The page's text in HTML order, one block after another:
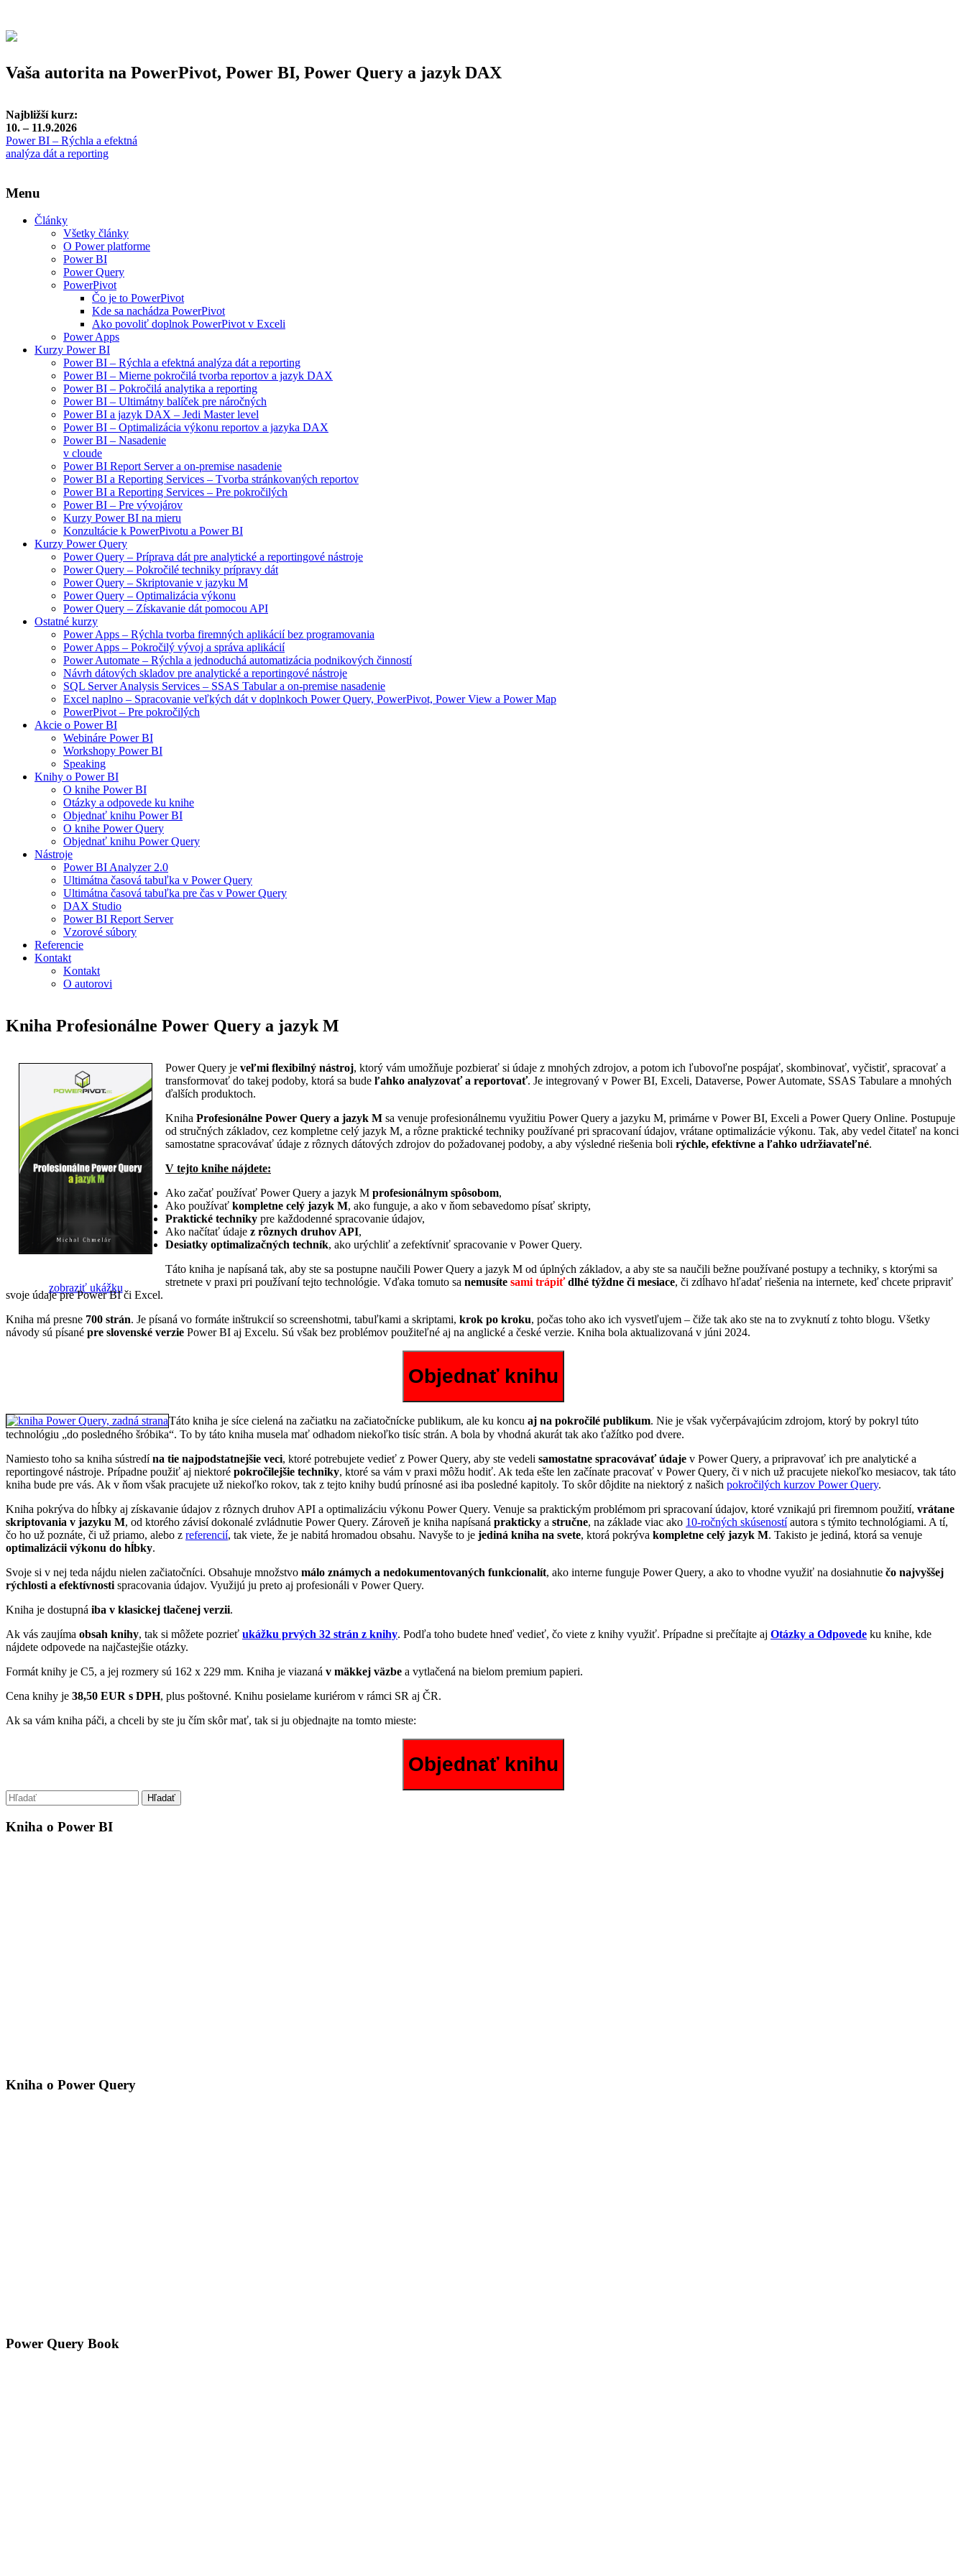
Vaša autorita na PowerPivot, Power BI, Power Query a jazyk DAX
Najbližší kurz:
10. – 11.9.2026
Power BI – Rýchla a efektná
analýza dát a reporting
Menu
Články
Všetky články
O Power platforme
Power BI
Power Query
PowerPivot
Čo je to PowerPivot
Kde sa nachádza PowerPivot
Ako povoliť doplnok PowerPivot v Exceli
Power Apps
Kurzy Power BI
Power BI – Rýchla a efektná analýza dát a reporting
Power BI – Mierne pokročilá tvorba reportov a jazyk DAX
Power BI – Pokročilá analytika a reporting
Power BI – Ultimátny balíček pre náročných
Power BI a jazyk DAX – Jedi Master level
Power BI – Optimalizácia výkonu reportov a jazyka DAX
Power BI – Nasadenie
v cloude
Power BI Report Server a on-premise nasadenie
Power BI a Reporting Services – Tvorba stránkovaných reportov
Power BI a Reporting Services – Pre pokročilých
Power BI – Pre vývojárov
Kurzy Power BI na mieru
Konzultácie k PowerPivotu a Power BI
Kurzy Power Query
Power Query – Príprava dát pre analytické a reportingové nástroje
Power Query – Pokročilé techniky prípravy dát
Power Query – Skriptovanie v jazyku M
Power Query – Optimalizácia výkonu
Power Query – Získavanie dát pomocou API
Ostatné kurzy
Power Apps – Rýchla tvorba firemných aplikácií bez programovania
Power Apps – Pokročilý vývoj a správa aplikácií
Power Automate – Rýchla a jednoduchá automatizácia podnikových činností
Návrh dátových skladov pre analytické a reportingové nástroje
SQL Server Analysis Services – SSAS Tabular a on-premise nasadenie
Excel naplno – Spracovanie veľkých dát v doplnkoch Power Query, PowerPivot, Power View a Power Map
PowerPivot – Pre pokročilých
Akcie o Power BI
Webináre Power BI
Workshopy Power BI
Speaking
Knihy o Power BI
O knihe Power BI
Otázky a odpovede ku knihe
Objednať knihu Power BI
O knihe Power Query
Objednať knihu Power Query
Nástroje
Power BI Analyzer 2.0
Ultimátna časová tabuľka v Power Query
Ultimátna časová tabuľka pre čas v Power Query
DAX Studio
Power BI Report Server
Vzorové súbory
Referencie
Kontakt
Kontakt
O autorovi
Kniha Profesionálne Power Query a jazyk M
zobraziť ukážku
Power Query je veľmi flexibilný nástroj, ktorý vám umožňuje pozbierať si údaje z mnohých zdrojov, a potom ich ľubovoľne pospájať, skombinovať, vyčistiť, spracovať a
transformovať do takej podoby, ktorá sa bude ľahko analyzovať a reportovať. Je integrovaný v Power BI, Exceli, Dataverse, Power Automate, SSAS Tabulare a mnohých
ďalších produktoch.
Kniha Profesionálne Power Query a jazyk M sa venuje profesionálnemu využitiu Power Query a jazyku M, primárne v Power BI, Exceli a Power Query Online. Postupuje
od stručných základov, cez kompletne celý jazyk M, a rôzne praktické techniky používané pri spracovaní údajov, vrátane optimalizácie výkonu. Tak, aby vedel čitateľ na konci
samostatne spracovávať údaje z rôznych dátových zdrojov do požadovanej podoby, a aby výsledné riešenia boli rýchle, efektívne a ľahko udržiavateľné.
V tejto knihe nájdete:
Ako začať používať Power Query a jazyk M profesionálnym spôsobom,
Ako používať kompletne celý jazyk M, ako funguje, a ako v ňom sebavedomo písať skripty,
Praktické techniky pre každodenné spracovanie údajov,
Ako načítať údaje z rôznych druhov API,
Desiatky optimalizačných techník, ako urýchliť a zefektívniť spracovanie v Power Query.
Táto kniha je napísaná tak, aby ste sa postupne naučili Power Query a jazyk M od úplných základov, a aby ste sa naučili bežne používané postupy a techniky, s ktorými sa
stretnete v praxi pri používaní tejto technológie. Vďaka tomuto sa nemusíte sami trápiťdlhé týždne či mesiace, či zdĺhavo hľadať riešenia na internete, keď chcete pripraviť
svoje údaje pre Power BI či Excel.
Kniha má presne 700 strán. Je písaná vo formáte inštrukcií so screenshotmi, tabuľkami a skriptami, krok po kroku, počas toho ako ich vysvetľujem – čiže tak ako ste na to zvyknutí z tohto blogu. Všetky
návody sú písané pre slovenské verzie Power BI aj Excelu. Sú však bez problémov použiteľné aj na anglické a české verzie. Kniha bola aktualizovaná v júni 2024.
Táto kniha je síce cielená na začiatku na začiatočnícke publikum, ale ku koncu aj na pokročilé publikum. Nie je však vyčerpávajúcim zdrojom, ktorý by pokryl túto
technológiu „do posledného šróbika“. To by táto kniha musela mať odhadom niekoľko tisíc strán. A bola by vhodná akurát tak ako ťažítko pod dvere.
Namiesto toho sa kniha sústredína tie najpodstatnejšie veci, ktoré potrebujete vedieť z Power Query, aby ste vedeli samostatne spracovávať údaje v Power Query, a pripravovať ich pre analytické a
reportingové nástroje. Prípadne použiť aj niektoré pokročilejšie techniky, ktoré sa vám v praxi môžu hodiť. Ak teda ešte len začínate pracovať v Power Query, či v nich už pracujete niekoľko mesiacov, tak táto
kniha bude pre vás. Ak v ňom však pracujete už niekoľko rokov, tak z tejto knihy budú prínosné asi iba posledné kapitoly. To skôr dôjdite na niektorý z našich pokročilých kurzov Power Query.
Kniha pokrýva do hĺbky aj získavanie údajov z rôznych druhov API a optimalizáciu výkonu Power Query. Venuje sa praktickým problémom pri spracovaní údajov, ktoré vznikajú pri firemnom použití, vrátane
skriptovania v jazyku M, od ktorého závisí dokonalé zvládnutie Power Query. Zároveň je kniha napísaná prakticky a stručne, na základe viac ako 10-ročných skúsenostíautora s týmito technológiami. A tí,
čo ho už poznáte, či už priamo, alebo z referencií, tak viete, že je nabitá hromadou obsahu. Navyše to je jediná kniha na svete, ktorá pokrýva kompletne celý jazyk M. Takisto je jediná, ktorá sa venuje
optimalizácii výkonu do hĺbky.
Svoje si v nej teda nájdu nielen začiatočníci. Obsahuje množstvo málo známych a nedokumentovaných funkcionalít, ako interne funguje Power Query, a ako to vhodne využiť na dosiahnutie čo najvyššej
rýchlosti a efektívnosti spracovania údajov. Využijú ju preto aj profesionáli v Power Query.
Kniha je dostupná iba v klasickej tlačenej verzii.
Ak vás zaujíma obsah knihy, tak si môžete pozrieť ukážku prvých 32 strán z knihy. Podľa toho budete hneď vedieť, čo viete z knihy využiť. Prípadne si prečítajte aj Otázky a Odpovede ku knihe, kde
nájdete odpovede na najčastejšie otázky.
Formát knihy je C5, a jej rozmery sú 162 x 229 mm. Kniha je viazaná v mäkkej väzbe a vytlačená na bielom premium papieri.
Cena knihy je 38,50 EUR s DPH, plus poštovné. Knihu posielame kuriérom v rámci SR aj ČR.
Ak sa vám kniha páči, a chceli by ste ju čím skôr mať, tak si ju objednajte na tomto mieste:
Kniha o Power BI
Kniha o Power Query
Power Query Book